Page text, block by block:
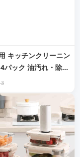
キッチンクリーニン
パック 油汚れ・除染
力レンジフード用
ージ ウェットティッ